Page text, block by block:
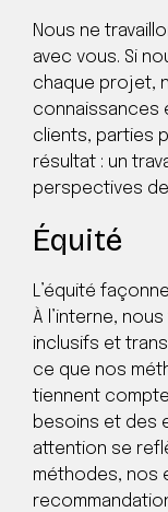
Nous ne
avec vous. Si
chaque projet,
connaissances
clients, parties
résultat : un
perspectives
Équité
L’équité
À l’interne,
inclusifs et
ce que nos
tiennent
besoins et des
attention se
méthodes, nos